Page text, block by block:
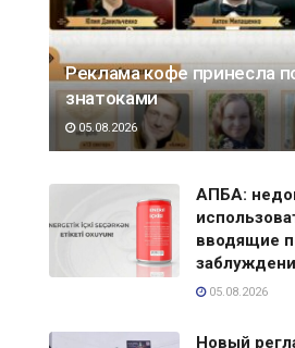
Реклама кофе принесла
знатоками
05.08.2026
АПБА:
вводящие
05.08.2026
Новый